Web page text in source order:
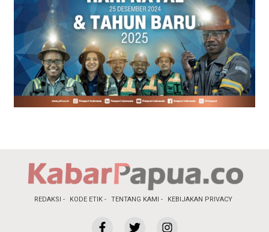
REDAKSI KODE ETIK TENTANG KAMI KEBIJAKAN PRIVACY